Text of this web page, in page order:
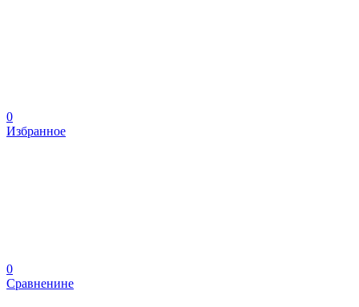
0
Избранное
0
Сравненине